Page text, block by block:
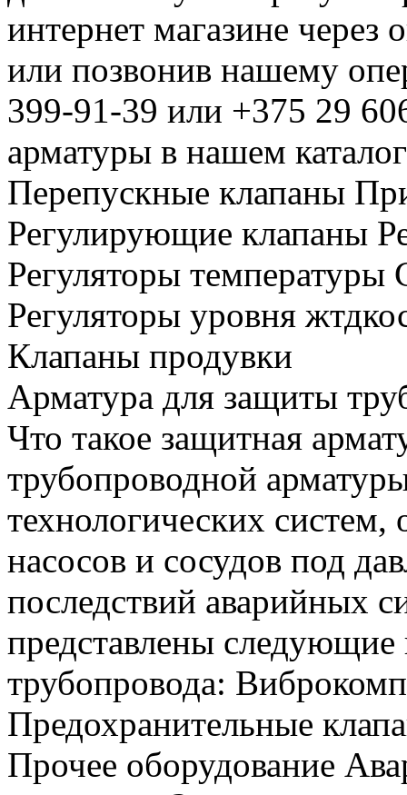
интернет магазине через
или позвонив нашему
399-91-39 или +375 29
арматуры в нашем
Перепускные клапаны
Регулирующие клапаны
Регуляторы температуры
Регуляторы уровня
Клапаны продувки
Арматура для защиты
Что такое защитная
трубопроводной
технологических
насосов и сосудов под
последствий аварийных
представлены
трубопровода:
Предохранительные
Прочее оборудование